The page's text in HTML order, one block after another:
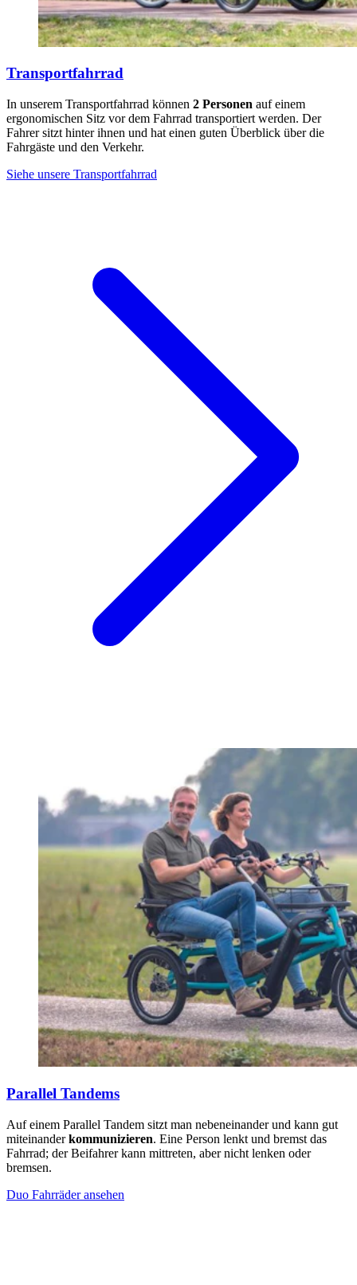
Transportfahrrad
In unserem Transportfahrrad können 2 Personen auf einem
ergonomischen Sitz vor dem Fahrrad transportiert werden. Der
Fahrer sitzt hinter ihnen und hat einen guten Überblick über die
Fahrgäste und den Verkehr.
Siehe unsere Transportfahrrad
Parallel Tandems
Auf einem Parallel Tandem sitzt man nebeneinander und kann gut
miteinanderkommunizieren. Eine Person lenkt und bremst das
Fahrrad; der Beifahrer kann mittreten, aber nicht lenken oder
bremsen.
Duo Fahrräder ansehen